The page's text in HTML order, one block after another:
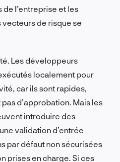
l’entreprise et les
de risque se
Les développeurs
localement pour
car ils sont rapides,
d’approbation. Mais les
introduire des
validation d’entrée
par défaut non sécurisées
prises en charge. Si ces